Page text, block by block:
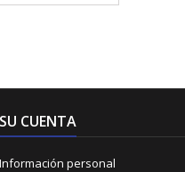
SU CUENTA
Información personal